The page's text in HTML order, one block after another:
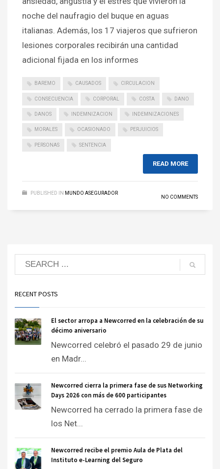
noche del naufragio del buque en aguas
italianas. Además, los 17 viajeros que sufrieron
lesiones corporales recibirán una cantidad
adicional fijada en los informes
BAREMO CAUSADOS CIRCULACION
CONSECUENCIA CORPORAL COSTA DANO
DANOS INDEMNIZACION INDEMNIZACIONES
MORALES OCASIONADO PERJUICIOS
PERSONAS SENTENCIA
READ MORE
PUBLISHED IN MUNDO ASEGURADOR
NO COMMENTS
RECENT POSTS
El sector arropa a Newcorred en la celebración de su
décimo aniversario
Newcorred celebró el pasado 29 de junio
en Madr...
Newcorred cierra la primera fase de sus Networking
Days 2026 con más de 600 participantes
Newcorred ha cerrado la primera fase de
los Net...
Newcorred recibe el premio Aula de Plata del
Instituto e-Learning del Seguro